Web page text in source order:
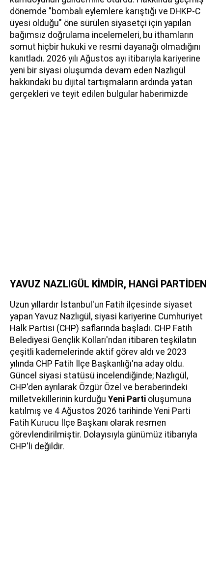
dönemde "bombalı eylemlere karıştığı ve DHKP-C
üyesi olduğu" öne sürülen siyasetçi için yapılan
bağımsız doğrulama incelemeleri, bu ithamların
somut hiçbir hukuki ve resmi dayanağı olmadığını
kanıtladı. 2026 yılı Ağustos ayı itibarıyla kariyerine
yeni bir siyasi oluşumda devam eden Nazlıgül
hakkındaki bu dijital tartışmaların ardında yatan
gerçekleri ve teyit edilen bulgular haberimizde
YAVUZ NAZLIGÜL KİMDİR, HANGİ PARTİDEN
Uzun yıllardır İstanbul'un Fatih ilçesinde siyaset
yapan Yavuz Nazlıgül, siyasi kariyerine Cumhuriyet
Halk Partisi (CHP) saflarında başladı. CHP Fatih
Belediyesi Gençlik Kolları'ndan itibaren teşkilatın
çeşitli kademelerinde aktif görev aldı ve 2023
yılında CHP Fatih İlçe Başkanlığı'na aday oldu.
Güncel siyasi statüsü incelendiğinde; Nazlıgül,
CHP'den ayrılarak Özgür Özel ve beraberindeki
milletvekillerinin kurduğu Yeni Parti oluşumuna
katılmış ve 4 Ağustos 2026 tarihinde Yeni Parti
Fatih Kurucu İlçe Başkanı olarak resmen
görevlendirilmiştir. Dolayısıyla günümüz itibarıyla
CHP'li değildir.